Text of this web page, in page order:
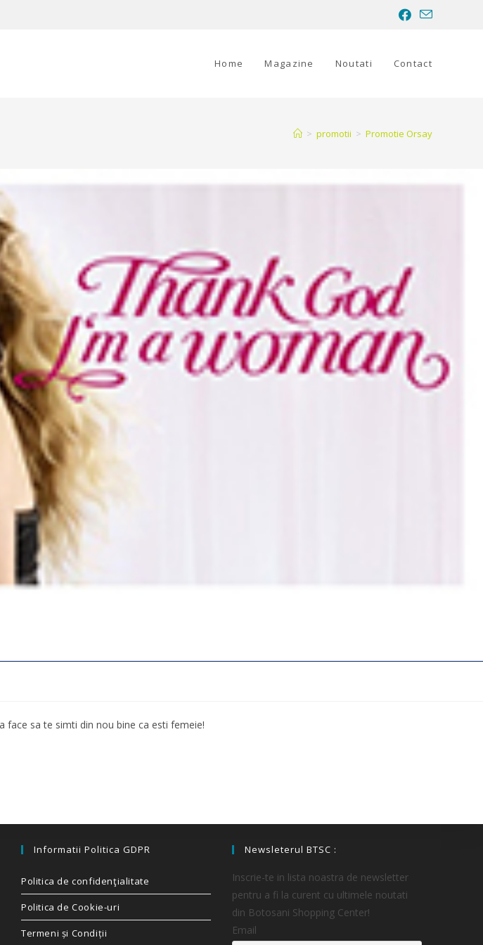
Home Magazine Noutati Contact
> promotii > Promotie Orsay
face sa te simti din nou bine ca esti femeie!
Informatii Politica GDPR
Politica de confidenţialitate
Politica de Cookie-uri
Termeni și Condiții
Newsleterul BTSC :
Inscrie-te in lista noastra de newsletter
pentru a fi la curent cu ultimele noutati
din Botosani Shopping Center!
Email